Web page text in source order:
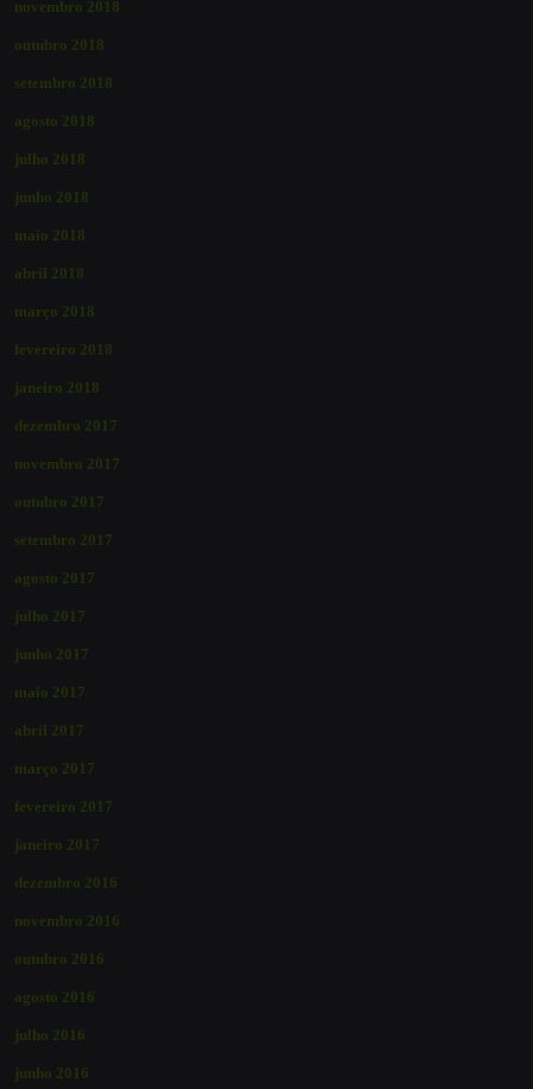
novembro 2018
outubro 2018
setembro 2018
agosto 2018
julho 2018
junho 2018
maio 2018
abril 2018
março 2018
fevereiro 2018
janeiro 2018
dezembro 2017
novembro 2017
outubro 2017
setembro 2017
agosto 2017
julho 2017
junho 2017
maio 2017
abril 2017
março 2017
fevereiro 2017
janeiro 2017
dezembro 2016
novembro 2016
outubro 2016
agosto 2016
julho 2016
junho 2016